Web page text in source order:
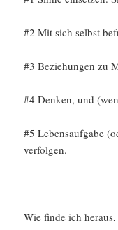
#2 Mit sich selbst
#3 Beziehungen zu
#4 Denken, und
#5 Lebensaufgabe
verfolgen.
Wie finde ich